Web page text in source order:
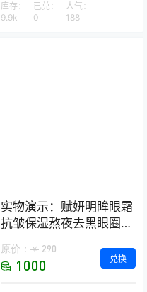
库存：
9.9k
已兑：
0
人气：
188
实物演示：赋妍明眸眼霜
抗皱保湿熬夜去黑眼圈
原价：￥ 290
1000 兑换